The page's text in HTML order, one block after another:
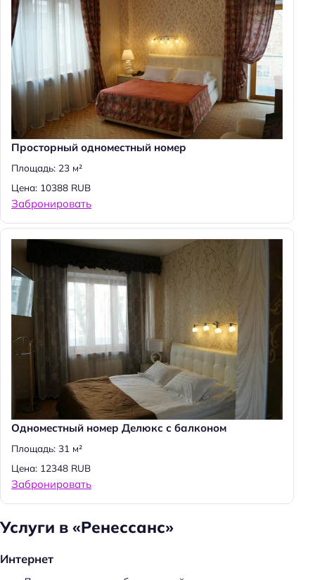
Просторный одноместный номер
Площадь: 23 м²
Цена: 10388 RUB
Забронировать
Одноместный номер Делюкс с балконом
Площадь: 31 м²
Цена: 12348 RUB
Забронировать
Услуги в «Ренессанс»
Интернет
Н
а
й
т
и